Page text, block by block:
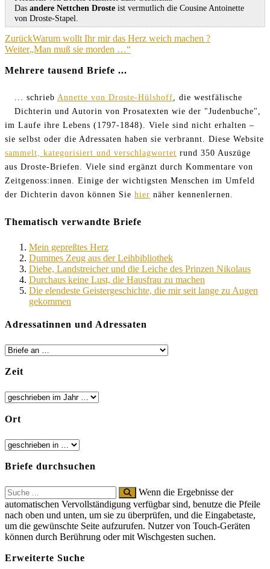
Das andere Nettchen Droste ist vermutlich die Cousine Antoinette
von Droste-Stapel.
Beitragsnavigation
ZurückWarum wollt Ihr mir das Herz weich machen ?
Weiter„Man muß sie morden …“
Mehrere tausend Briefe ...
... schrieb Annette von Droste-Hülshoff , die westfälische
Dichterin und Autorin von Prosatexten wie der "Judenbuche",
im Laufe ihre Lebens (1797-1848). Viele sind nicht erhalten –
sie selbst oder die Adressaten haben sie verbrannt. Diese Website
sammelt, kategorisiert und verschlagwortet rund 350 Auszüge
aus Droste-Briefen. Viele sind ergänzt durch Kommentare von
Zeitgenoss:innen. Einige der wichtigsten Menschen im Umfeld
der Dichterin davon können Sie hier näher kennenlernen.
Thematisch verwandte Briefe
Mein gepreßtes Herz
Dummes Zeug aus der Leihbibliothek
Diebe, Landstreicher und die Leiche des Prinzen Nikolaus
Durchaus keine Lust, die Hausfrau zu machen
Die elendeste Geistergeschichte, die mir seit lange zu Augen
gekommen
Adressatinnen und Adressaten
Zeit
Ort
Briefe durchsuchen
Search
for:
Wenn die Ergebnisse der
automatischen Vervollständigung verfügbar sind, benutze die Pfeile
nach oben und unten, um sie zu überprüfen, und die Eingabetaste,
um die gewünschte Seite aufzurufen. Nutzer von Touch-Geräten
können durch Berührung oder mit Wischgesten suchen.
Erweiterte Suche